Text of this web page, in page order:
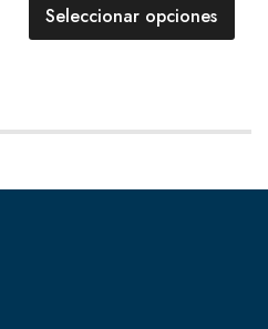
Seleccionar opciones